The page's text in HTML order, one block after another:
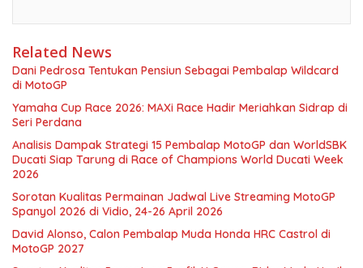
Related News
Dani Pedrosa Tentukan Pensiun Sebagai Pembalap Wildcard
di MotoGP
Yamaha Cup Race 2026: MAXi Race Hadir Meriahkan Sidrap di
Seri Perdana
Analisis Dampak Strategi 15 Pembalap MotoGP dan WorldSBK
Ducati Siap Tarung di Race of Champions World Ducati Week
2026
Sorotan Kualitas Permainan Jadwal Live Streaming MotoGP
Spanyol 2026 di Vidio, 24-26 April 2026
David Alonso, Calon Pembalap Muda Honda HRC Castrol di
MotoGP 2027